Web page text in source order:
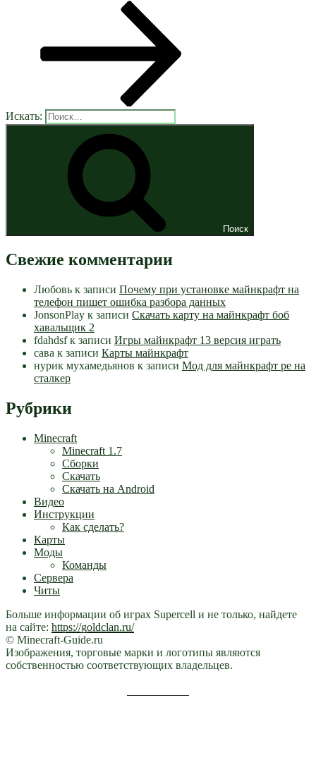
Искать:
Поиск
Свежие комментарии
Любовь к записи Почему при установке майнкрафт на
телефон пишет ошибка разбора данных
JonsonPlay к записи Скачать карту на майнкрафт боб
хавальщик 2
fdahdsfк записи Игры майнкрафт 13 версия играть
сава к записи Карты майнкрафт
нурик мухамедьянов к записи Мод для майнкрафт pe на
сталкер
Рубрики
Minecraft
Minecraft 1.7
Сборки
Скачать
Скачать на Android
Видео
Инструкции
Как сделать?
Карты
Моды
Команды
Сервера
Читы
Больше информации об играх Supercell и не только, найдете
на сайте: https://goldclan.ru/
© Minecraft-Guide.ru
Изображения, торговые марки и логотипы являются
собственностью соответствующих владельцев.